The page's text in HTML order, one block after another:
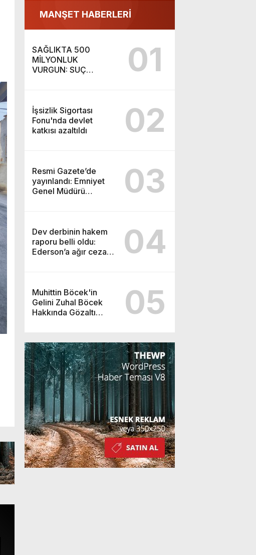
MANŞET HABERLERİ
SAĞLIKTA 500
MİLYONLUK
VURGUN: SUÇ
01
İşsizlik Sigortası
Fonu'nda devlet
katkısı azaltıldı
02
Resmi Gazete’de
yayınlandı: Emniyet
Genel Müdürü
03
Dev derbinin hakem
raporu belli oldu:
Ederson’a ağır ceza
04
Muhittin Böcek'in
Gelini Zuhal Böcek
Hakkında Gözaltı
05